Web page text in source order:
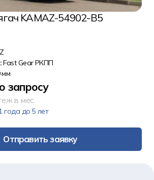
KAMAZ-54902-B5
Fast Gear РКПП
мм
запросу
в мес.
года до 5 лет
Отправить заявку